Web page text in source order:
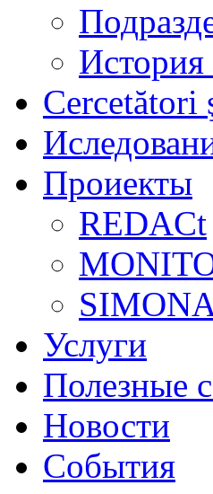
Проиекты
REDACt
Услуги
Полезные
Новости
События